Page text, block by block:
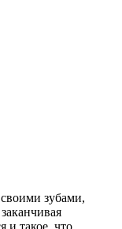
зубами,
и такое, что